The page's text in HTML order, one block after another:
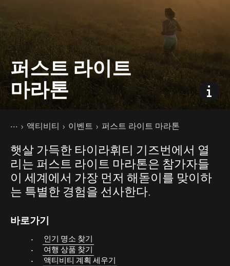
퍼스트 라이트
마라톤
현재 페이지
홈액티비티 이벤트 퍼스트 라이트 마라톤
햇살 가득한 타이라휘티 기즈번에서 열
리는 퍼스트 라이트 마라톤은 참가자들
이 세계에서 가장 먼저 해돋이를 맞이하
는 특별한 경험을 선사한다.
바로가기
인기 명소 찾기
여행 상품 찾기
액티비티 계획 세우기